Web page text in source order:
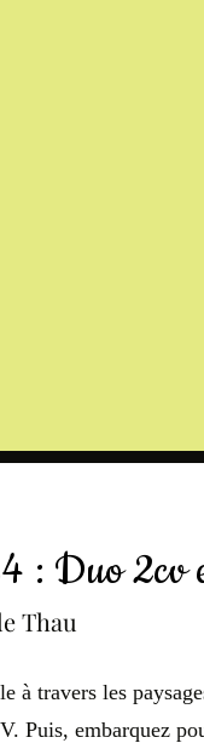
: Duo 2cv
Thau
à travers les
Puis, embarquez